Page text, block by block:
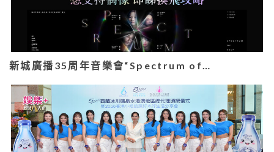
新城廣播35周年音樂會“Spectrum of…